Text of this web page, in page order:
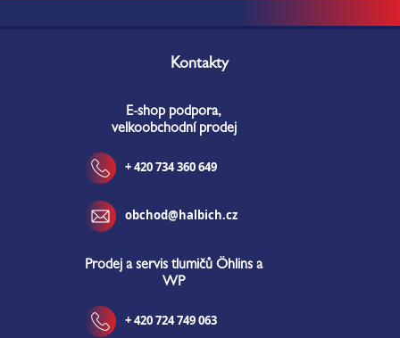
Kontakty
E-shop podpora,
velkoobchodní prodej
+ 420 734 360 649
obchod@halbich.cz
Prodej a servis tlumičů Öhlins a
WP
+ 420 724 749 063